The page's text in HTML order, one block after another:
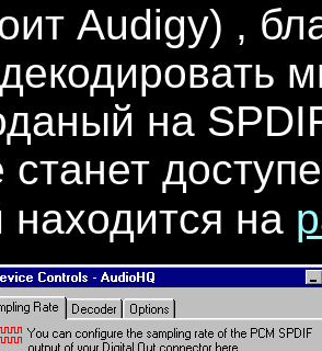
Audigy) ,
на
станет
находится на